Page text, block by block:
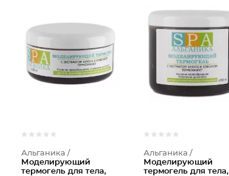
Моделир
Альганика /
Моделирующий
термогель для тела,
Альганика /
Моделирующий
термогель для тела,